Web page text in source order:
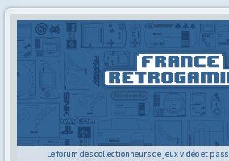
Le forum des collectionneurs de jeux vidéo et